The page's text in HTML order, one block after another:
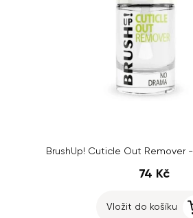
BrushUp! Cuticle Out Remover -
74 Kč
Vložit do košíku